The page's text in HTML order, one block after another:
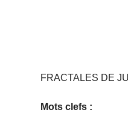
FRACTALES DE
Mots clefs :